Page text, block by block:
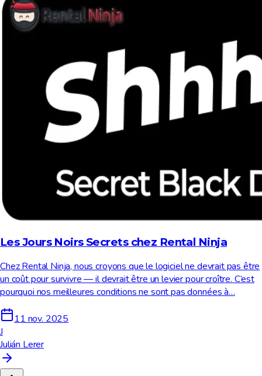
Les Jours Noirs Secrets chez Rental Ninja
Chez Rental Ninja, nous croyons que le logiciel ne devrait pas être
un coût pour survivre — il devrait être un levier pour croître. C’est
pourquoi nos meilleures conditions ne sont pas données à…
11 nov. 2025
J
Julián Lerer